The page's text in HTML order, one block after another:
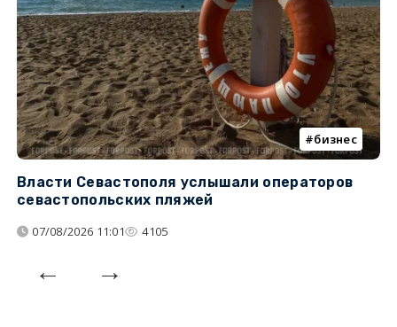
бизнес
Власти Севастополя услышали операторов
севастопольских пляжей
07/08/2026 11:01 4105